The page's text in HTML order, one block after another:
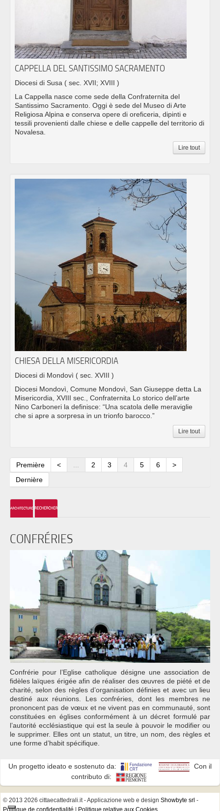
CAPPELLA DEL SANTISSIMO SACRAMENTO
Diocesi di Susa ( sec. XVII; XVIII )
La Cappella nasce come sede della Confraternita del
Santissimo Sacramento. Oggi è sede del Museo di Arte
Religiosa Alpina e conserva opere di oreficeria, dipinti e
tessili provenienti dalle chiese e delle cappelle del territorio di
Novalesa.
Lire tout
CHIESA DELLA MISERICORDIA
Diocesi di Mondovì ( sec. XVIII )
Diocesi Mondovì, Comune Mondovì, San Giuseppe detta La
Misericordia, XVIII sec., Confraternita Lo storico dell’arte
Nino Carboneri la definisce: “Una scatola delle meraviglie
che si apre a sorpresa in un trionfo barocco.”
Lire tout
Première < ... 2 3 4 5 6
>
Dernière
CONFRÉRIES
Confrérie pour l’Eglise catholique désigne une association de
fidèles laïques érigée afin de réaliser des œuvres de piété et de
charité, selon des règles d’organisation définies et avec un lieu
destiné aux réunions. Les confréries, dont les membres ne
prononcent pas de vœux et ne vivent pas en communauté, sont
constituées en églises conformément à un décret formulé par
l’autorité ecclésiastique qui est la seule à pouvoir le modifier ou
le supprimer. Elles ont un statut, un titre, un nom, des règles et
une forme d’habit spécifique.
Un progetto ideato e sostenuto da:
Con il
contributo di:
© 2013 2026 cittaecattedrali.it- Applicazione web e design Showbyte srl -
Politique de confidentialité | Politique relative aux Cookies